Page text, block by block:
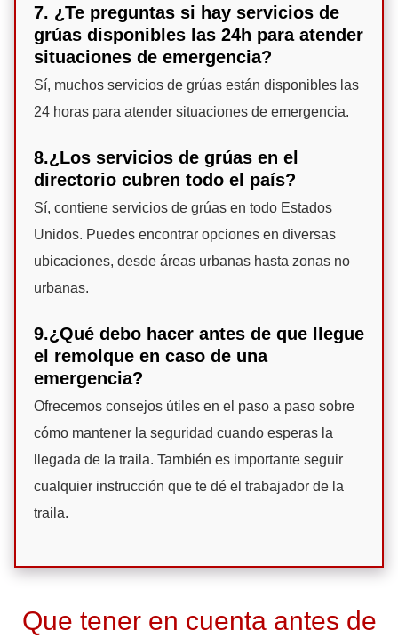
7. ¿Te preguntas si hay servicios de
grúas disponibles las 24h para atender
situaciones de emergencia?
Sí, muchos servicios de grúas están disponibles las
24 horas para atender situaciones de emergencia.
8.¿Los servicios de grúas en el
directorio cubren todo el país?
Sí, contiene servicios de grúas en todo Estados
Unidos. Puedes encontrar opciones en diversas
ubicaciones, desde áreas urbanas hasta zonas no
urbanas.
9.¿Qué debo hacer antes de que llegue
el remolque en caso de una
emergencia?
Ofrecemos consejos útiles en el paso a paso sobre
cómo mantener la seguridad cuando esperas la
llegada de la traila. También es importante seguir
cualquier instrucción que te dé el trabajador de la
traila.
Que tener en cuenta antes de